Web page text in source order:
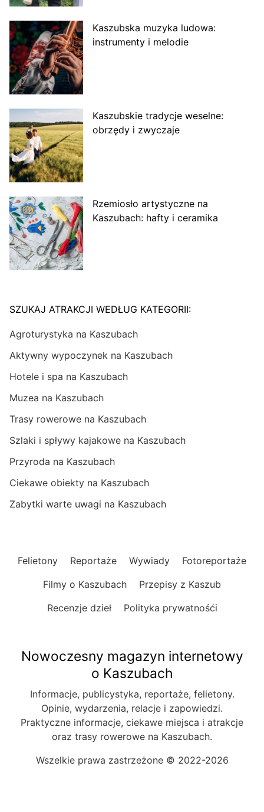
Kaszubska muzyka ludowa:
instrumenty i melodie
Kaszubskie tradycje weselne:
obrzędy i zwyczaje
Rzemiosło artystyczne na
Kaszubach: hafty i ceramika
SZUKAJ ATRAKCJI WEDŁUG KATEGORII:
Agroturystyka na Kaszubach
Aktywny wypoczynek na Kaszubach
Hotele i spa na Kaszubach
Muzea na Kaszubach
Trasy rowerowe na Kaszubach
Szlaki i spływy kajakowe na Kaszubach
Przyroda na Kaszubach
Ciekawe obiekty na Kaszubach
Zabytki warte uwagi na Kaszubach
Felietony Reportaże Wywiady
Fotoreportaże
Filmy o Kaszubach
Przepisy z Kaszub
Recenzje dzieł
Polityka prywatnośći
Nowoczesny magazyn internetowy
o Kaszubach
Informacje, publicystyka, reportaże, felietony.
Opinie, wydarzenia, relacje i zapowiedzi.
Praktyczne informacje, ciekawe miejsca i atrakcje
oraz trasy rowerowe na Kaszubach.
Wszelkie prawa zastrzeżone © 2022-2026